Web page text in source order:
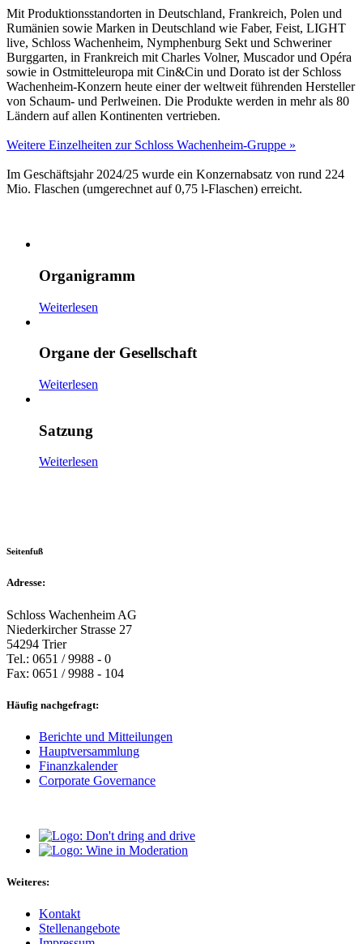
Mit Produktionsstandorten in Deutschland, Frankreich, Polen und
Rumänien sowie Marken in Deutschland wie Faber, Feist, LIGHT
live, Schloss Wachenheim, Nymphenburg Sekt und Schweriner
Burggarten, in Frankreich mit Charles Volner, Muscador und Opéra
sowie in Ostmitteleuropa mit Cin&Cin und Dorato ist der Schloss
Wachenheim-Konzern heute einer der weltweit führenden Hersteller
von Schaum- und Perlweinen. Die Produkte werden in mehr als 80
Ländern auf allen Kontinenten vertrieben.
Weitere Einzelheiten zur Schloss Wachenheim-Gruppe »
Im Geschäftsjahr 2024/25 wurde ein Konzernabsatz von rund 224
Mio. Flaschen (umgerechnet auf 0,75 l-Flaschen) erreicht.
Organigramm
Weiterlesen
Organe der Gesellschaft
Weiterlesen
Satzung
Weiterlesen
Seitenfuß
Adresse:
Schloss Wachenheim AG
Niederkircher Strasse 27
54294 Trier
Tel.: 0651 / 9988 - 0
Fax: 0651 / 9988 - 104
Häufig nachgefragt:
Berichte und Mitteilungen
Hauptversammlung
Finanzkalender
Corporate Governance
Weiteres:
Kontakt
Stellenangebote